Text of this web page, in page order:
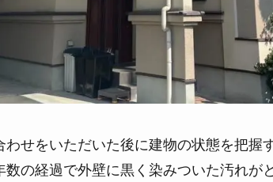
せをいただいた後に建物の状態を把握
数の経過で外壁に黒く染みついた汚れが